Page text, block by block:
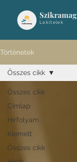
Szikramag
Lakitelek
Történetek
Összes cikk
Címlap
Hírfolyam
Kiemelt
Összes cikk
Összes cikk